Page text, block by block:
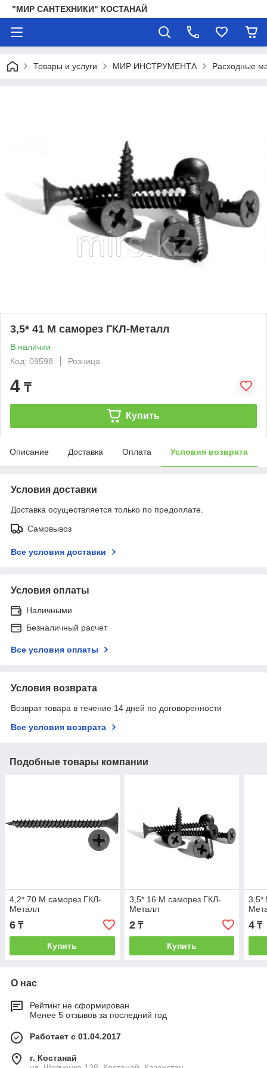
"МИР САНТЕХНИКИ" КОСТАНАЙ
Товары и услуги МИР ИНСТРУМЕНТА Расходные
3,5* 41 M саморез ГКЛ-Металл
В наличии
Код: 09598
Розница
4 ₸
Купить
Описание Доставка Оплата Условия возврата
Условия доставки
Доставка осуществляется только по предоплате.
Самовывоз
Все условия доставки
Условия оплаты
Наличными
Безналичный расчет
Все условия оплаты
Условия возврата
Возврат товара в течение 14 дней по договоренности
Все условия возврата
Подобные товары компании
4,2* 70 M саморез ГКЛ-
Металл
6 ₸
Купить
3,5* 16 M саморез ГКЛ-
Металл
2₸
Купить
3,5*
4 ₸
О нас
Рейтинг не сформирован
Менее 5 отзывов за последний год
Работает с 01.04.2017
г. Костанай